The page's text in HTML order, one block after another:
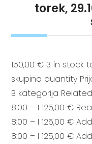
torek,
150,00 € 3 in stock
skupina quantity
B kategorija
8:00 – I 125,00 €
8:00 – I 125,00 €
8:00 – I 125,00 €